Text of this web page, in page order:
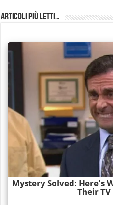
Articoli più Letti…